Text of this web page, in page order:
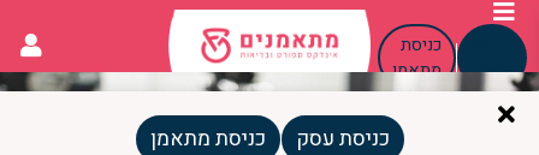
עסק
כניסת
מתאמן
כניסת עסק כניסת מתאמן